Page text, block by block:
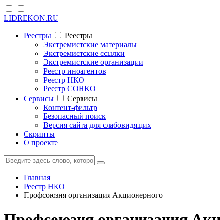
LIDREKON.RU
Реестры
Реестры
Экстремистские материалы
Экстремистские ссылки
Экстремистские организации
Реестр иноагентов
Реестр НКО
Реестр СОНКО
Cервисы
Cервисы
Контент-фильтр
Безопасный поиск
Версия сайта для слабовидящих
Скрипты
О проекте
Главная
Реестр НКО
Профсоюзня организация Акционерного